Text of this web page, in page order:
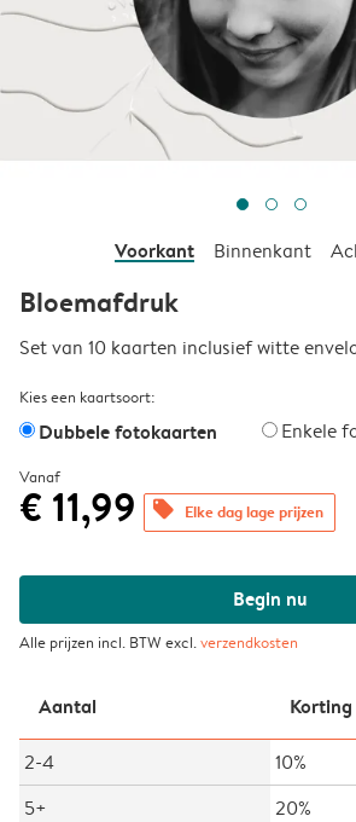
Voorkant Binnenkant
Bloemafdruk
Set van 10 kaarten inclusief witte
Kies een kaartsoort:
Dubbele fotokaarten Enkele
Vanaf
€ 11,99 offers Elke dag lage prijzen
Begin nu
Alle prijzen incl. BTW excl.verzendkosten
Aantal Korting
2-4
10%
5+
20%